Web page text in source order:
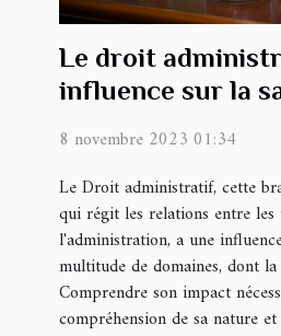
Le droit
influence sur la
8 novembre 2023 01:34
Le Droit administratif, cette
qui régit les relations entre
l'administration, a une
multitude de domaines, dont
Comprendre son impact
compréhension de sa nature